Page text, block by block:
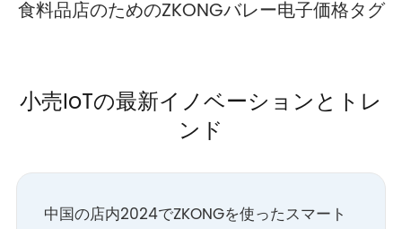
食料品店のためのZKONGバレー电子価格タグ
小売IoTの最新イノベーションとトレ
ンド
中国の店内2024でZKONGを使ったスマート